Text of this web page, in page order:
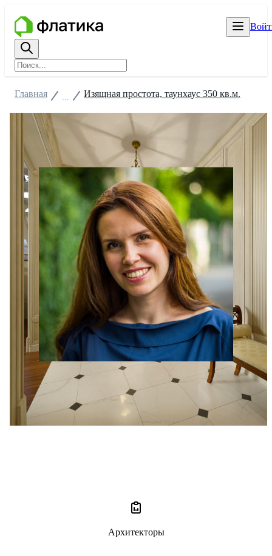
Главная Изящная простота, таунхаус 350 кв.м.
Анастасия Стефанович
2 отзыва
Архитекторы